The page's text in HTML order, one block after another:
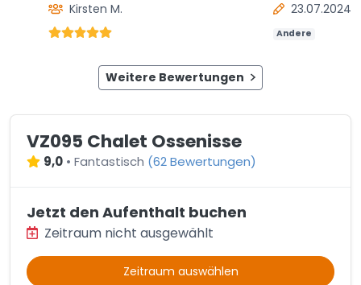
Kirsten M. 23.07.2024
Andere
Weitere Bewertungen
VZ095 Chalet Ossenisse
9,0 • Fantastisch (62 Bewertungen)
Jetzt den Aufenthalt buchen
Zeitraum nicht ausgewählt
Zeitraum auswählen